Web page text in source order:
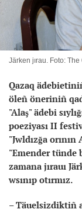
Järken jırau. Foto:
Qazaq
öleñ öneriniñ
"Alaş" ädebi
poeziyası II
"Jwldızğa orının
"Emender tünde
zamana jırauı
wsınıp otırmız.
– Täuelsizdiktiñ